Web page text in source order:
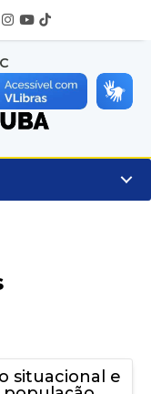
situacional e